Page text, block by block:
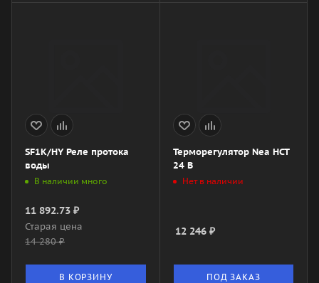
SF1K/HY Реле протока
воды
В наличии много
11 892.73 ₽
Старая цена
14 280₽
В КОРЗИНУ
Терморегулятор Nea HCT
24 В
Нет в наличии
12 246₽
ПОД ЗАКАЗ